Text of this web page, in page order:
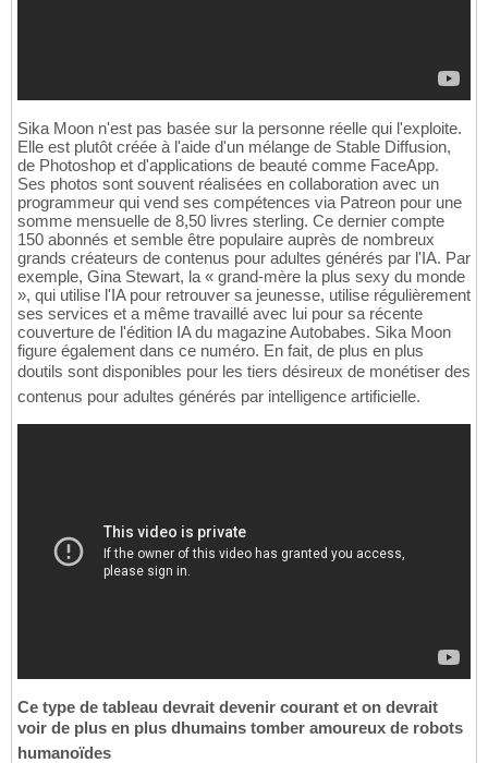
Sika Moon n'est pas basée sur la personne réelle qui l'exploite.
Elle est plutôt créée à l'aide d'un mélange de Stable Diffusion,
de Photoshop et d'applications de beauté comme FaceApp.
Ses photos sont souvent réalisées en collaboration avec un
programmeur qui vend ses compétences via Patreon pour une
somme mensuelle de 8,50 livres sterling. Ce dernier compte
150 abonnés et semble être populaire auprès de nombreux
grands créateurs de contenus pour adultes générés par l'IA. Par
exemple, Gina Stewart, la « grand-mère la plus sexy du monde
», qui utilise l'IA pour retrouver sa jeunesse, utilise régulièrement
ses services et a même travaillé avec lui pour sa récente
couverture de l'édition IA du magazine Autobabes. Sika Moon
figure également dans ce numéro. En fait, de plus en plus
doutils sont disponibles pour les tiers désireux de monétiser des
contenus pour adultes générés par intelligence artificielle.
Ce type de tableau devrait devenir courant et on devrait
voir de plus en plus dhumains tomber amoureux de robots
humanoïdes